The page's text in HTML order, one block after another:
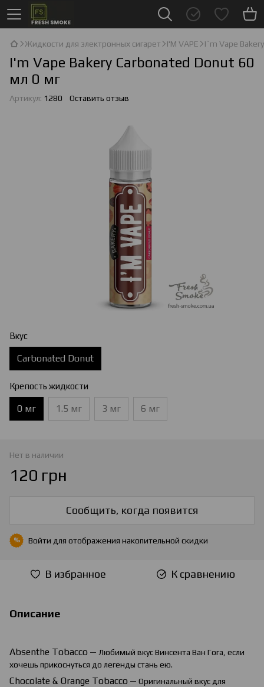
Жидкости для электронных сигарет I'М VAPE I`m Vape
I'm Vape Bakery Carbonated Donut 60
мл 0 мг
Артикул: 1280 Оставить отзыв
Вкус
Carbonated Donut
Крепость жидкости
0 мг 1.5 мг 3 мг 6 мг
Нет в наличии
120 грн
Сообщить, когда появится
% Войти для отображения накопительной скидки
В избранное К сравнению
Описание
Absenthe Tobacco — Любимый вкус Винсента Ван Гога, если
хочешь прикоснуться до легенды стань ею.
Chocolate & Orange Tobacco — Оригинальный вкус для